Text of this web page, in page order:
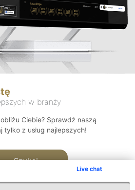
Live chat
w branży
Ciebie? Sprawdź naszą
tylko z usług najlepszych!
Szukaj